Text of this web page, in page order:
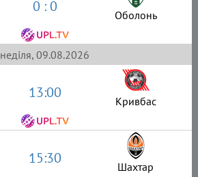
0 : 0 Оболонь
неділя, 09.08.2026
13:00 Кривбас
15:30 Шахтар